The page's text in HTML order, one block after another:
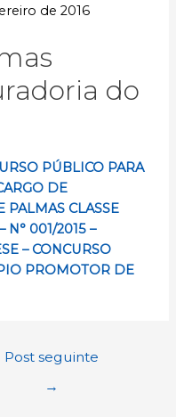
de 2016
do
PÚBLICO PARA
DE
CLASSE
N° 001/2015 –
– CONCURSO
PROMOTOR DE
Post seguinte
→